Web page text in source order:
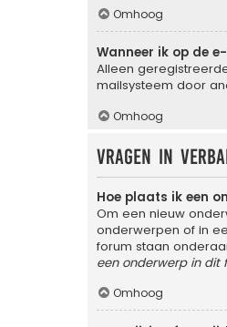
Omhoog
Wanneer ik op de
Alleen
mailsysteem door
Omhoog
Vragen in
Hoe plaats ik een
Om een nieuw
onderwerpen of in
forum staan
een onderwerp in dit
Omhoog